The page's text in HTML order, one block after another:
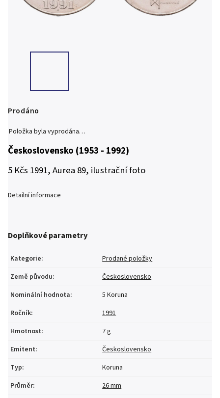
Prodáno
Položka byla vyprodána…
Československo (1953 - 1992)
5 Kčs 1991, Aurea 89, ilustrační foto
Detailní informace
Doplňkové parametry
Kategorie:
Prodané položky
Země původu:
Československo
Nominální hodnota:
5 Koruna
Ročník:
1991
Hmotnost:
7 g
Emitent:
Československo
Typ:
Koruna
Průměr:
26 mm